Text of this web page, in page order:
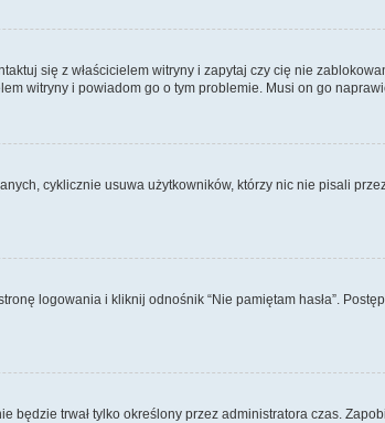
się z właścicielem witryny i zapytaj czy cię nie
witryny i powiadom go o tym problemie. Musi on go
cyklicznie usuwa użytkowników, którzy nic nie pisali
logowania i kliknij odnośnik “Nie pamiętam hasła”.
będzie trwał tylko określony przez administratora czas.